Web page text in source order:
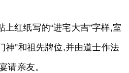
上红纸写的“进宅大吉”字样,室
神”和祖先牌位,并由道士作法
请亲友。